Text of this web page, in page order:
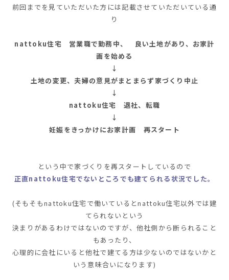
前回までを見ていただいた方には記載させていただいている通
り
nattoku住宅 営業職で勤務中、 良い土地があり、お家計
画を始める
↓
土地の変更、夫婦の意見がまとまらず家づくり中止
↓
nattoku住宅 退社、転職
↓
妊娠をきっかけにお家計画 再スタート
という中で家づくりを再スタートしているので
正直nattoku住宅でないところでも建てられる状況でした。
(そもそもnattoku住宅で働いているとnattoku住宅以外では建
てられないという
決まりがあるわけではないのですが、 他社側から断られること
もあったり、
心理的に会社にいると他社で建てる方は少ないのではないかと
いう意味合いになります)